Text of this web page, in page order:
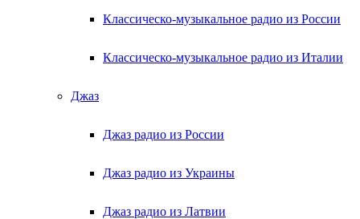
Классическо-музыкальное радио из России
Классическо-музыкальное радио из Италии
Джаз
Джаз радио из России
Джаз радио из Украины
Джаз радио из Латвии